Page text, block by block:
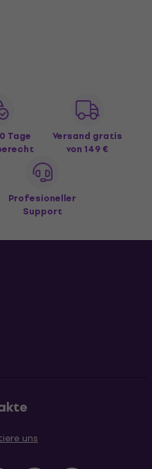
Tage
Versand gratis
von 149 €
Profesioneller
Support
uns